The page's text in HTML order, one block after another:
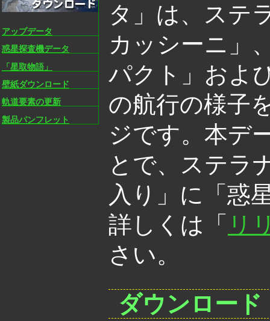
アップデータ
惑星探査機データ
「星取物語」
壁紙ダウンロード
軌道要素の更新
製品パンフレット
タ」は、ステ
カッシーニ」
パクト」およ
の航行の様子
ジです。本デ
とで、ステラ
入り」に「惑
詳しくは「 リ
さい。
ダウンロード